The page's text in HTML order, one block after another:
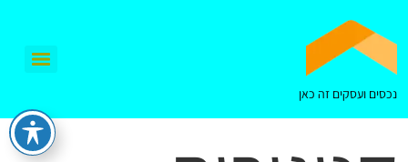
נכסים ועסקים זה כאן